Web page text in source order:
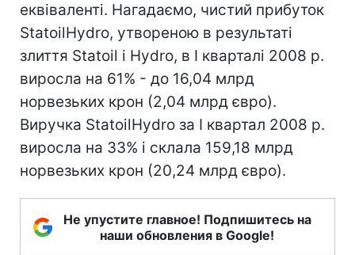
еквіваленті. Нагадаємо, чистий прибуток
StatoilHydro, утвореною в результаті
злиття Statoil і Hydro, в I кварталі 2008 р.
виросла на 61% - до 16,04 млрд
норвезьких крон (2,04 млрд євро).
Виручка StatoilHydro за I квартал 2008 р.
виросла на 33% і склала 159,18 млрд
норвезьких крон (20,24 млрд євро).
Не упустите главное! Подпишитесь на
наши обновления в Google!